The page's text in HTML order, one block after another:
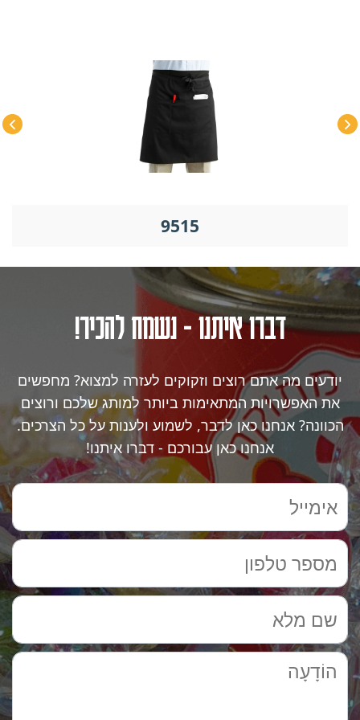
9515
דברו איתנו - נשמח להכיר!
יודעים מה אתם רוצים וזקוקים לעזרה למצוא? מחפשים
את האפשרויות המתאימות ביותר למותג שלכם ורוצים
הכוונה? אנחנו כאן לדבר, לשמוע ולענות על כל הצרכים.
אנחנו כאן עבורכם - דברו איתנו!